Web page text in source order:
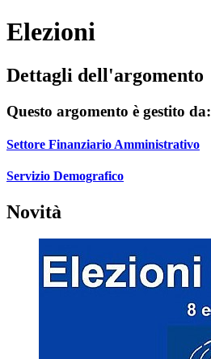
Elezioni
Dettagli dell'argomento
Questo argomento è gestito da:
Settore Finanziario Amministrativo
Servizio Demografico
Novità